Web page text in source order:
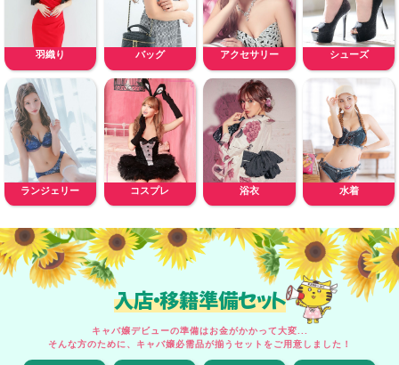
羽織り バッグ アクセサリー シューズ
ランジェリー コスプレ 浴衣 水着
入店・移籍準備セット
キャバ嬢デビューの準備はお金がかかって大変...
そんな方のために、キャバ嬢必需品が揃うセットをご用意しました！